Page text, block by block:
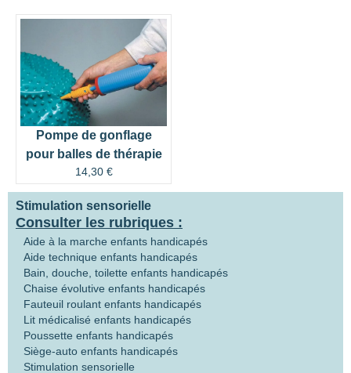
Stimulation sensorielle
Consulter les rubriques :
Aide à la marche enfants handicapés
Aide technique enfants handicapés
Bain, douche, toilette enfants handicapés
Chaise évolutive enfants handicapés
Fauteuil roulant enfants handicapés
Lit médicalisé enfants handicapés
Poussette enfants handicapés
Siège-auto enfants handicapés
Stimulation sensorielle
Pompe de gonflage
pour balles de thérapie
14,30 €